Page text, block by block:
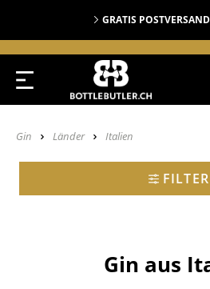
GRATIS
Gin Länder Italien
FILTER
Gin aus